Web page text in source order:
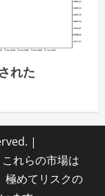
れた
|
れらの市場は
極めてリスクの